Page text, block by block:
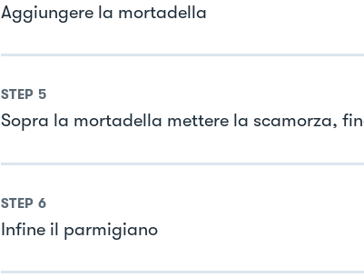
Aggiungere la mortadella
STEP 5
Sopra la mortadella mettere la scamorza,
STEP 6
Infine il parmigiano